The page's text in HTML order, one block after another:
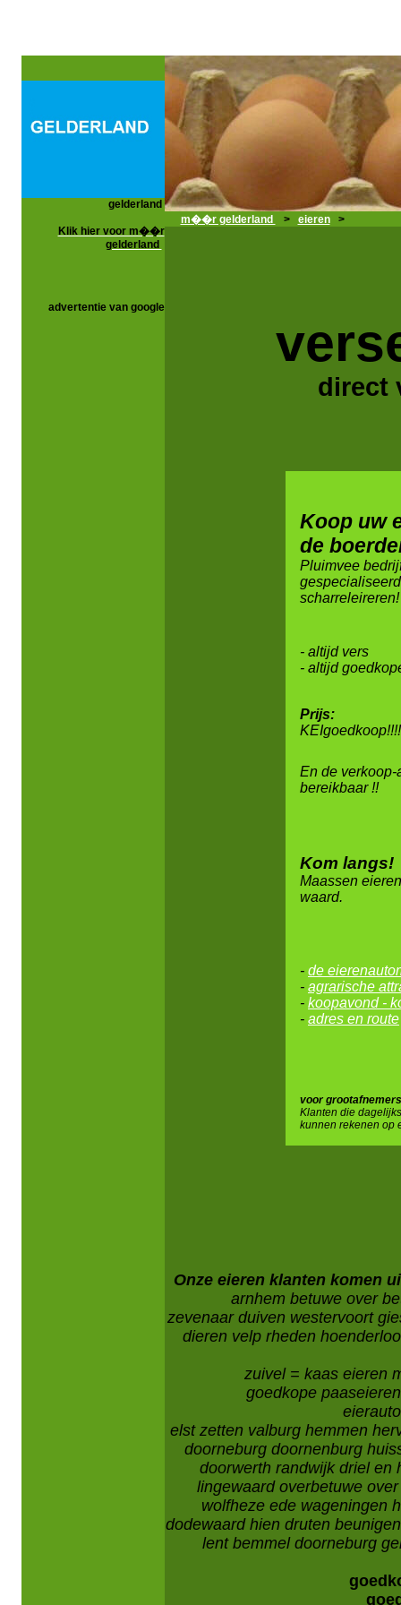
gelderland
Klik hier voor m��r
gelderland
advertentie van google
m��r gelderland > eieren >
direct
Koop uw
de
Pluimvee
scharreleireren!
- altijd vers
- altijd
Prijs:
KEIgoedkoop!!!!
En de verkoop-
bereikbaar !!
Kom langs!
Maassen
waard.
- de
- agrarische
- koopavond -
- adres en route
voor
Klanten die
kunnen rekenen op
Onze eieren klanten komen
arnhem betuwe over
zevenaar duiven westervoort
dieren velp rheden
zuivel = kaas eieren
goedkope
elst zetten valburg hemmen
doorneburg doornenburg
doorwerth randwijk driel
lingewaard overbetuwe
wolfheze ede wageningen
dodewaard hien druten
lent bemmel doorneburg